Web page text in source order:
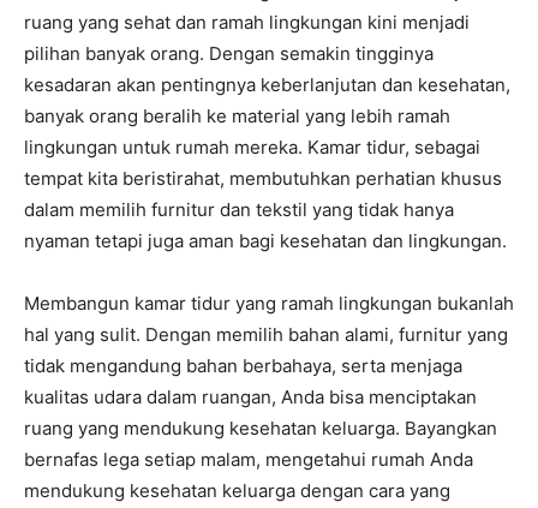
ruang yang sehat dan ramah lingkungan kini menjadi
pilihan banyak orang. Dengan semakin tingginya
kesadaran akan pentingnya keberlanjutan dan kesehatan,
banyak orang beralih ke material yang lebih ramah
lingkungan untuk rumah mereka. Kamar tidur, sebagai
tempat kita beristirahat, membutuhkan perhatian khusus
dalam memilih furnitur dan tekstil yang tidak hanya
nyaman tetapi juga aman bagi kesehatan dan lingkungan.
Membangun kamar tidur yang ramah lingkungan bukanlah
hal yang sulit. Dengan memilih bahan alami, furnitur yang
tidak mengandung bahan berbahaya, serta menjaga
kualitas udara dalam ruangan, Anda bisa menciptakan
ruang yang mendukung kesehatan keluarga. Bayangkan
bernafas lega setiap malam, mengetahui rumah Anda
mendukung kesehatan keluarga dengan cara yang